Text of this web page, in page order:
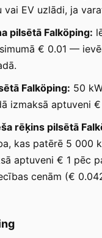
vai EV uzlādi, ja
pilsētā Falköping:
€ 0.01 —
Falköping: 50
izmaksā aptuveni
rēķins pilsētā
kas patērē 5 000
aptuveni € 1 pēc
cenām (€